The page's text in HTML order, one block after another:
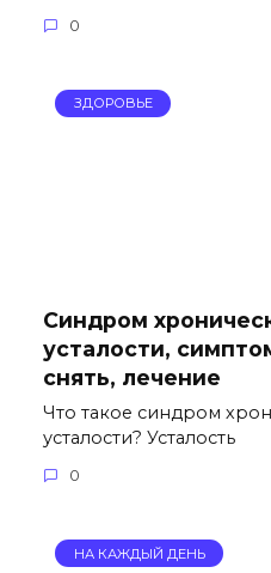
0
ЗДОРОВЬЕ
Синдром
усталости,
снять, лечение
Что такое синдром
усталости? Усталость
0
НА КАЖДЫЙ ДЕНЬ